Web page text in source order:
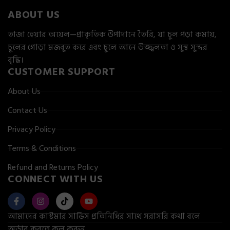
i
c
w
c
e
ABOUT US
তাজা হেয়ার অয়েল—প্রাকৃতিক উপাদানে তৈরি, যা চুল পড়া কমায়,
চুলের গোড়া মজবুত করে এবং চুলে আনে উজ্জ্বলতা ও সুস্থ সুন্দর
বৃদ্ধি।
CUSTOMER SUPPORT
About Us
Contact Us
Privacy Policy
Terms & Conditions
Refund and Returns Policy
CONNECT WITH US
F
a
c
e
I
n
s
t
T
i
k
t
Y
o
u
t
আমাদের কাস্টমার সার্ভিস প্রতিনিধির সাথে সরাসরি কথা বলে